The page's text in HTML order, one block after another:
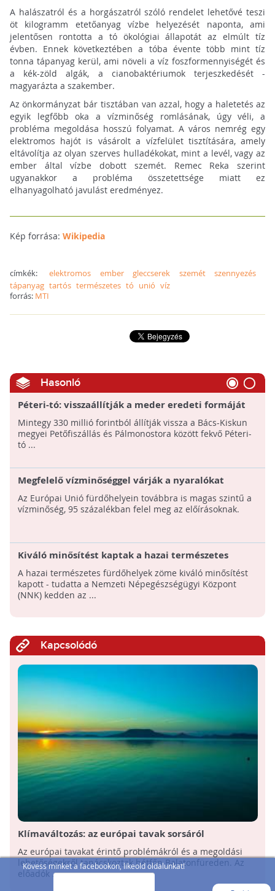
Kövess minket a facebookon, likeold oldalunkat!
A halászatról és a horgászatról szóló rendelet lehetővé teszi
öt kilogramm etetőanyag vízbe helyezését naponta, ami
jelentősen rontotta a tó ökológiai állapotát az elmúlt tíz
évben. Ennek következtében a tóba évente több mint tíz
tonna tápanyag kerül, ami növeli a víz foszformennyiségét és
a kék-zöld algák, a cianobaktériumok terjeszkedését -
magyarázta a szakember.
Az önkormányzat bár tisztában van azzal, hogy a haletetés az
egyik legfőbb oka a vízminőség romlásának, úgy véli, a
probléma megoldása hosszú folyamat. A város nemrég egy
elektromos hajót is vásárolt a vízfelület tisztítására, amely
eltávolítja az olyan szerves hulladékokat, mint a levél, vagy az
ember által vízbe dobott szemét. Remec Reka szerint
ugyanakkor a probléma összetettsége miatt ez
elhanyagolható javulást eredményez.
Kép forrása: Wikipedia
címkék: elektromos ember gleccserek szemét
szennyezés
tápanyag tartós természetes tó unió víz
forrás: MTI
Hasonló
Péteri-tó: visszaállítják a meder eredeti formáját
Mintegy 330 millió forintból állítják vissza a Bács-Kiskun
megyei Petőfiszállás és Pálmonostora között fekvő Péteri-
tó ...
Megfelelő vízminőséggel várják a nyaralókat
Európa fürdőhelyei
Az Európai Unió fürdőhelyein továbbra is magas szintű a
vízminőség, 95 százalékban felel meg az előírásoknak.
Kiváló minősítést kaptak a hazai természetes
fürdővizek
A hazai természetes fürdőhelyek zöme kiváló minősítést
kapott - tudatta a Nemzeti Népegészségügyi Központ
(NNK) kedden az ...
Kapcsolódó
Klímaváltozás: az európai tavak sorsáról
tanácskoztak Balatonfüreden
Az európai tavakat érintő problémákról és a megoldási
lehetőségekről tanácskoztak hétfőn Balatonfüreden. Az
előadók ...